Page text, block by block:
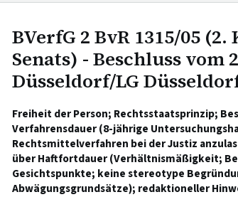
BVerfG 2 BvR 1315/05
Senats) - Beschluss vom
Düsseldorf/LG
Freiheit der Person; Rechtsstaatsprinzip;
Verfahrensdauer (8-jährige
Rechtsmittelverfahren bei der Justiz
über Haftfortdauer (Verhältnismäßigkeit;
Gesichtspunkte; keine stereotype
Abwägungsgrundsätze); redaktioneller